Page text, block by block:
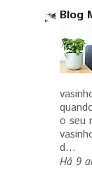
Blog
o seu
d...
Há 9